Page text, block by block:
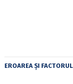
EROAREA ȘI